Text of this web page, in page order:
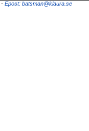
- Epost: batsman@klaura.se